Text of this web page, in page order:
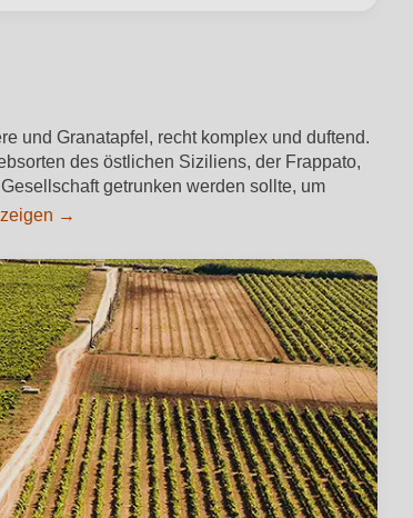
und Granatapfel, recht komplex und duftend.
des östlichen Siziliens, der Frappato,
getrunken werden sollte, um
→